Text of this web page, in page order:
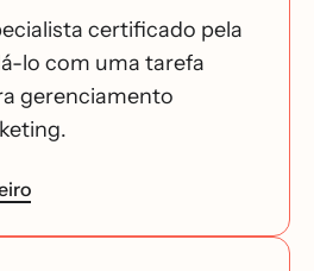
certificado pela
lo com uma tarefa
gerenciamento